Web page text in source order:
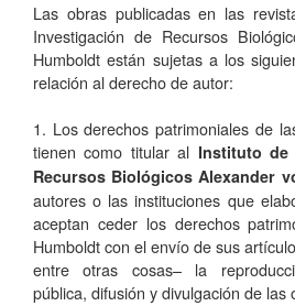
Las obras publicadas en las
Investigación de Recursos
Humboldt están sujetas a los
relación al derecho de autor:
1. Los derechos patrimoniales de
tienen como titular al Instituto de
Recursos Biológicos Alexander
autores o las instituciones que
aceptan ceder los derechos
Humboldt con el envío de sus
entre otras cosas­– la
pública, difusión y divulgación de las